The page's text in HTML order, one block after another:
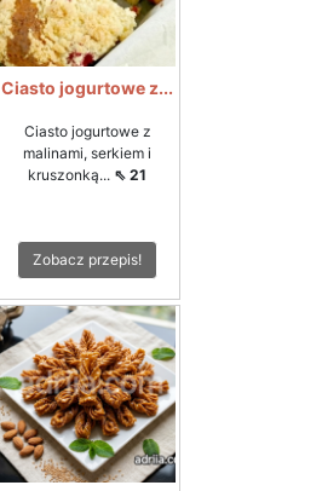
Ciasto jogurtowe z...
Ciasto jogurtowe z
malinami, serkiem i
kruszonką... ⇖ 21
Zobacz przepis!